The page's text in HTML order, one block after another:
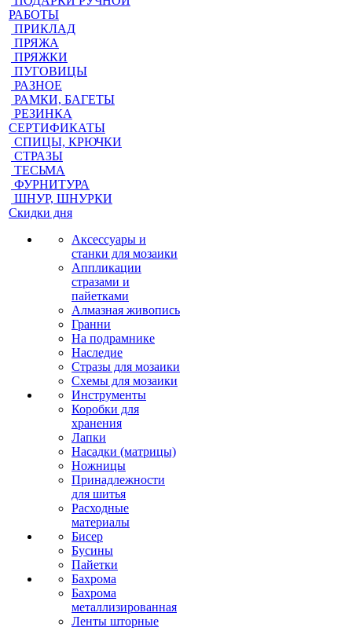
РАБОТЫ
ПРИКЛАД
ПРЯЖА
ПРЯЖКИ
ПУГОВИЦЫ
РАЗНОЕ
РАМКИ, БАГЕТЫ
РЕЗИНКА
СЕРТИФИКАТЫ
СПИЦЫ, КРЮЧКИ
СТРАЗЫ
ТЕСЬМА
ФУРНИТУРА
ШНУР, ШНУРКИ
Скидки дня
Аксессуары и
станки для мозаики
Аппликации
стразами и
пайетками
Алмазная живопись
Гранни
На подрамнике
Наследие
Стразы для мозаики
Схемы для мозаики
Инструменты
Коробки для
хранения
Лапки
Насадки (матрицы)
Ножницы
Принадлежности
для шитья
Расходные
материалы
Бисер
Бусины
Пайетки
Бахрома
Бахрома
металлизированная
Ленты шторные